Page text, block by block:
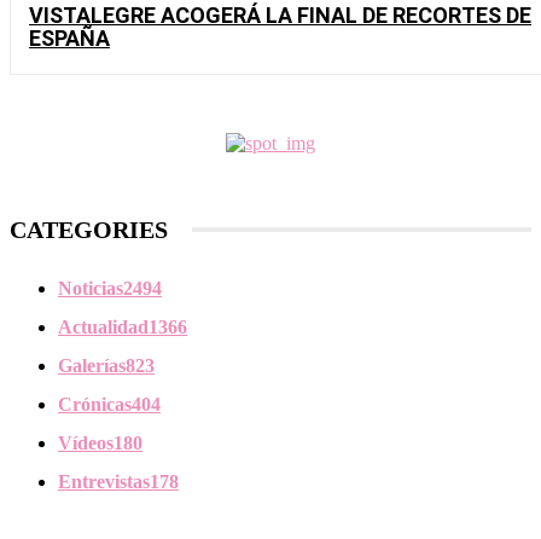
VISTALEGRE ACOGERÁ LA FINAL DE RECORTES DE
ESPAÑA
CATEGORIES
Noticias2494
Actualidad1366
Galerías823
Crónicas404
Vídeos180
Entrevistas178